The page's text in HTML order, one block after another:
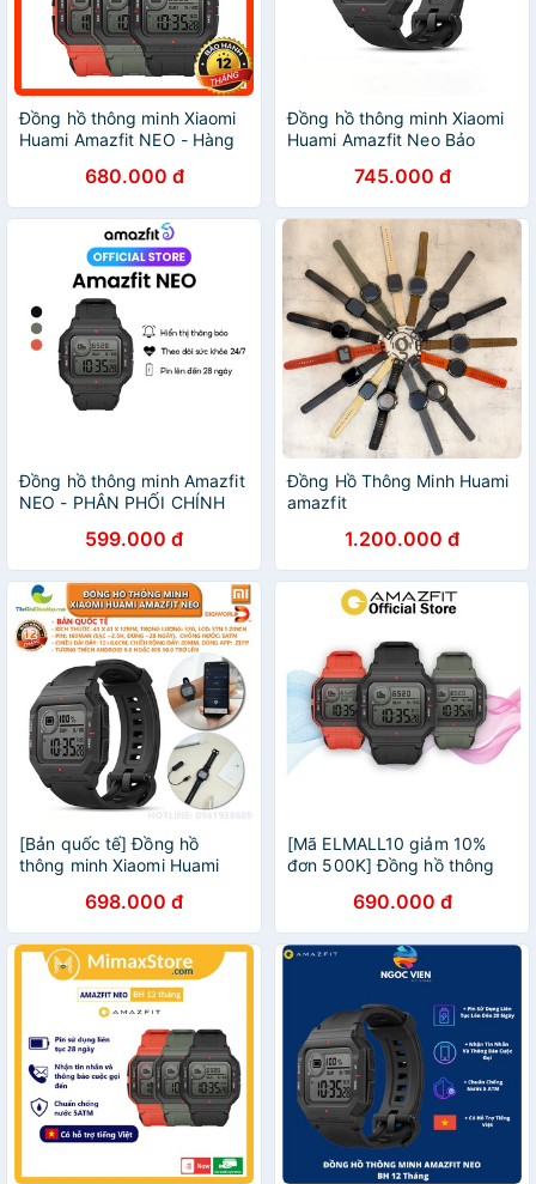
Đồng hồ thông minh Xiaomi
Huami Amazfit NEO - Hàng
680.000 đ
Đồng hồ thông minh Xiaomi
Huami Amazfit Neo Bảo
Máy Center745.000 đ
Đồng hồ thông minh Amazfit
NEO - PHÂN PHỐI CHÍNH
599.000 đ
Đồng Hồ Thông Minh Huami
amazfit
REX,STRATOS - Hàng Đã Sử
Dụng
1.200.000 đ
[Bản quốc tế] Đồng hồ
thông minh Xiaomi Huami
tháng - Shop Thế Giới Điện
Máy
698.000 đ
[Mã ELMALL10 giảm 10%
đơn 500K] Đồng hồ thông
Neo - Bản Quốc Tế - HÀNG
CHÍNH HÃNG
690.000 đ